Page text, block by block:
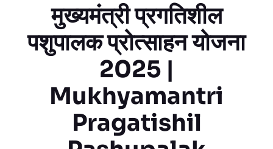
मुख्यमंत्री प्रगतिशील
पशुपालक प्रोत्साहन योजना
2025 |
Mukhyamantri
Pragatishil